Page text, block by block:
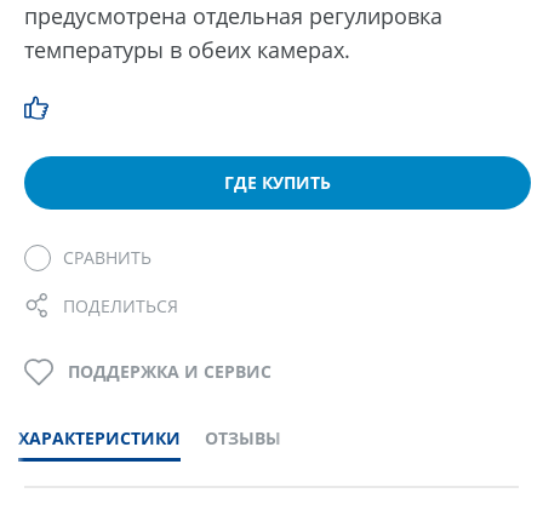
предусмотрена отдельная регулировка
температуры в обеих камерах.
ГДЕ КУПИТЬ
СРАВНИТЬ
ПОДЕЛИТЬСЯ
ХАРАКТЕРИСТИКИ ОТЗЫВЫ
ПОДДЕРЖКА И СЕРВИС